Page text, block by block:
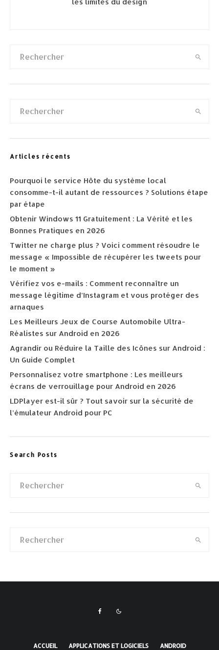
Articles récents
Pourquoi le service Hôte du système local
consomme-t-il autant de ressources ? Solutions étape
par étape
Obtenir Windows 11 Gratuitement : La Vérité et les
Bonnes Pratiques en 2026
Twitter ne charge plus ? Voici comment résoudre le
message « Impossible de récupérer les tweets pour
le moment »
Vérifiez vos e-mails : Comment reconnaître un
message légitime d’Instagram et vous protéger des
arnaques
Les Meilleurs Jeux de Course Automobile Ultra-
Réalistes sur Android en 2026
Agrandir ou Réduire la Taille des Icônes sur Android :
Un Guide Complet
Personnalisez votre smartphone : Les meilleurs
écrans de verrouillage pour Android en 2026
LDPlayer est-il sûr ? Tout savoir sur la sécurité de
l’émulateur Android pour PC
Search Posts
ACCUEIL APPLICATIONS ET LOGICIELS ANDROID